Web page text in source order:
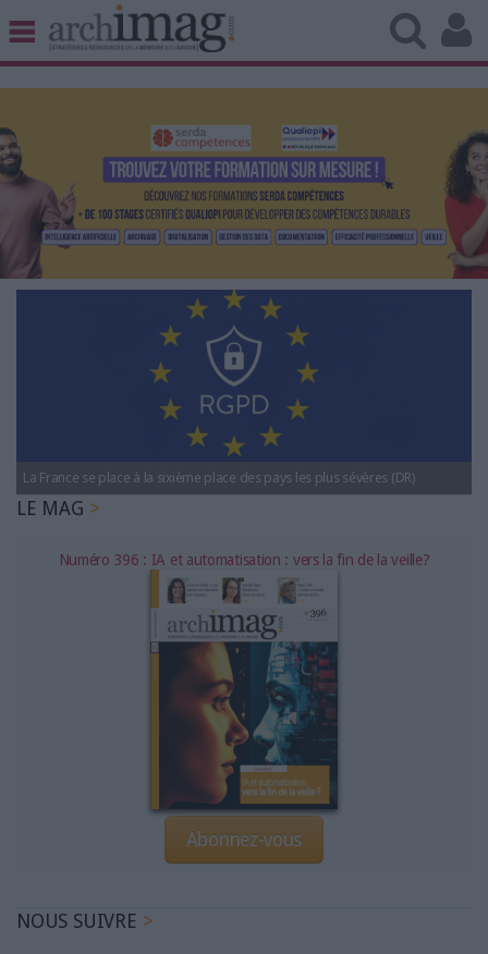
BIBLIOTHÈQUE ÉDITION
UNIVERS DATA
TRAVAIL COLLABORATIF
VIE NUMÉRIQUE
NUMÉRIQUE RESPONSABLE
LES GUIDES PRATIQUES
L'ESPACE EMPLOI
LES LIVRES BLANCS
NOS OFFRES D'ABONNEMENTS
La France se place à la sixième place des pays les plus sévères (DR)
LE MAG
Numéro 396 : IA et automatisation : vers la fin de la veille?
Abonnez-vous
NOUS SUIVRE